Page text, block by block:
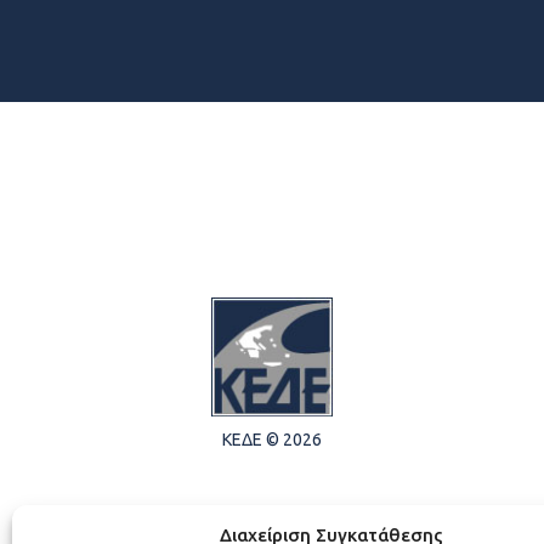
Διαχείριση Συγκατάθεσης
ΚΕΔΕ © 2026